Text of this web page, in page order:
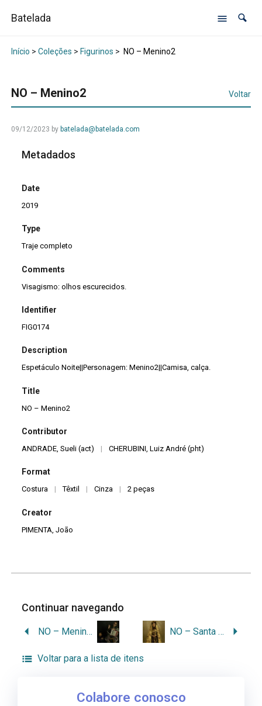
Batelada
Início > Coleções > Figurinos > NO – Menino2
NO – Menino2 Voltar
09/12/2023 by batelada@batelada.com
Metadados
Date
2019
Type
Traje completo
Comments
Visagismo: olhos escurecidos.
Identifier
FIG0174
Description
Espetáculo Noite||Personagem: Menino2||Camisa, calça.
Title
NO – Menino2
Contributor
ANDRADE, Sueli (act) | CHERUBINI, Luiz André (pht)
Format
Costura | Têxtil | Cinza | 2 peças
Creator
PIMENTA, João
Continuar navegando
NO – Menino1 NO – Santa da Mala
Voltar para a lista de itens
Colabore conosco